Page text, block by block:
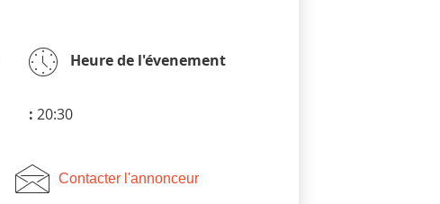
Heure de l'évenement
: 20:30
Contacter l'annonceur